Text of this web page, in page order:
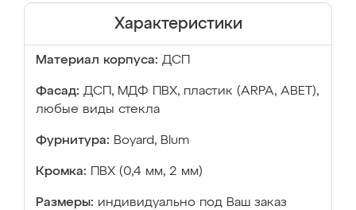
Характеристики
Материал корпуса: ДСП
Фасад: ДСП, МДФ ПВХ, пластик (ARPA, ABET),
любые виды стекла
Фурнитура: Boyard, Blum
Кромка: ПВХ (0,4 мм, 2 мм)
Размеры: индивидуально под Ваш заказ